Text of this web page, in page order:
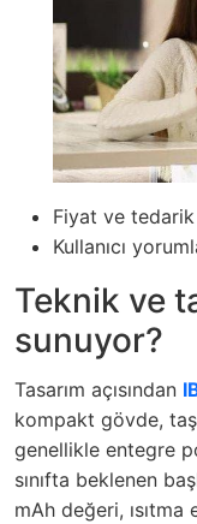
Fiyat ve tedarik
Kullanıcı
Teknik ve
sunuyor?
Tasarım açısından
kompakt gövde,
genellikle entegre
sınıfta beklenen
mAh değeri,